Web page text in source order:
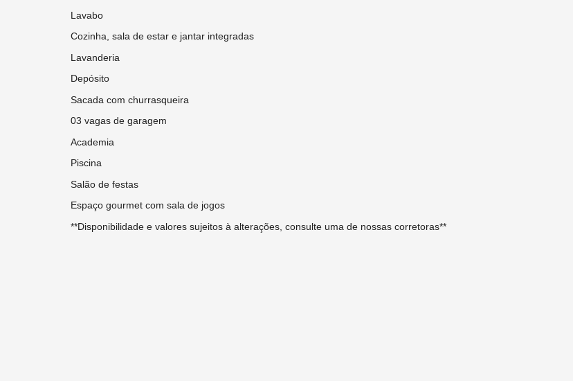
Lavabo
Cozinha, sala de estar e jantar integradas
Lavanderia
Depósito
Sacada com churrasqueira
03 vagas de garagem
Academia
Piscina
Salão de festas
Espaço gourmet com sala de jogos
**Disponibilidade e valores sujeitos à alterações, consulte uma de nossas corretoras**